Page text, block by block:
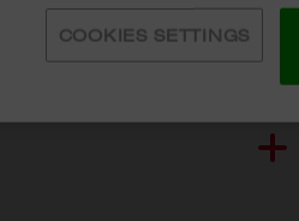
イルオーガナイザーとのサイ
& 48-22-8436)
COOKIES SETTINGS